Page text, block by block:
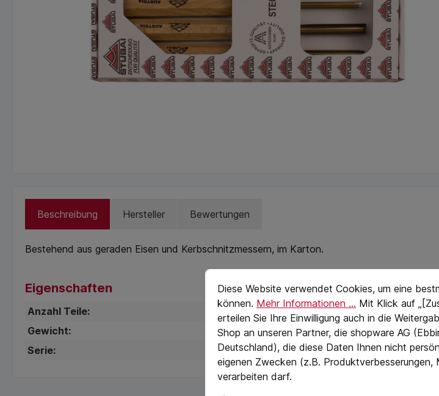
Beschreibung Hersteller Bewertungen
Bestehend aus geraden Eisen und Kerbschnitzmessern, im Karton.
Eigenschaften
Anzahl Teile:
7 teilig
Gewicht:
330 g
Serie:
52
Cookie-Voreinstellungen
cookie.messageTextPage
Diese Website verwendet Cookies, um eine
können. Mehr Informationen ... Mit Klick auf
erteilen Sie Ihre Einwilligung auch in die
Shop an unseren Partner, die shopware AG
Deutschland), die diese Daten Ihnen nicht
eigenen Zwecken (z.B. Produktverbesserungen,
verarbeiten darf.